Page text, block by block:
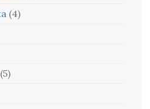
(4)
(5)